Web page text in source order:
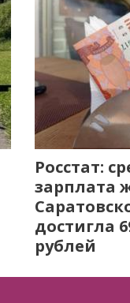
Росстат:
зарплата
достигла
рублей